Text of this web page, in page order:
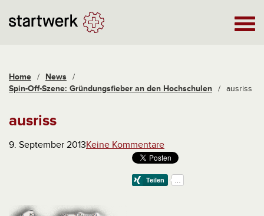
Home / News /
Spin-Off-Szene: Gründungsfieber an den Hochschulen / ausriss
ausriss
9. September 2013Keine Kommentare